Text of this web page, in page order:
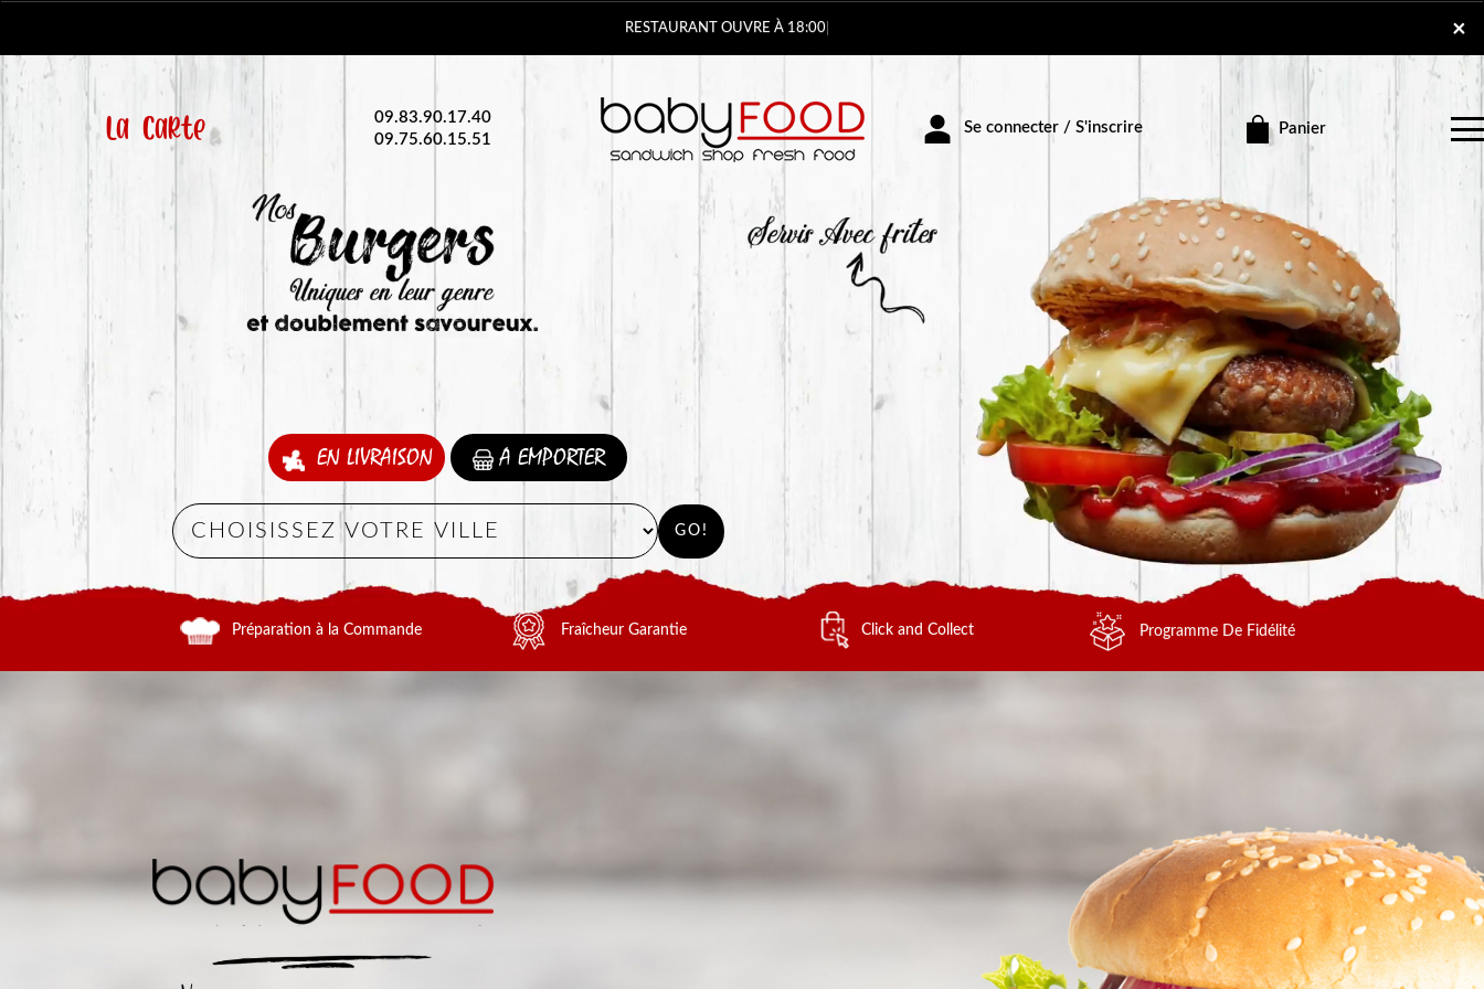
×
Vous pouv
La Carte
09.83.90.17.40
09.75.60.15.51
Se connecter / S'inscrire Panier
×
EN LIVRAISON A EMPORTER
GO!
Préparation à la Commande Fraîcheur Garantie Click and Collect Programme De Fidélité